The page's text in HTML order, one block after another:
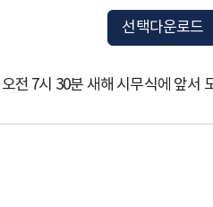
선택다운로드
전 7시 30분 새해 시무식에 앞